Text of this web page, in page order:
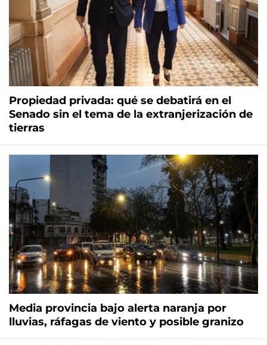
Propiedad privada: qué se debatirá en el
Senado sin el tema de la extranjerización de
tierras
Media provincia bajo alerta naranja por
lluvias, ráfagas de viento y posible granizo